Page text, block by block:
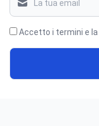
Accetto i termini e la